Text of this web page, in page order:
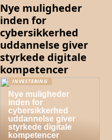
Nye muligheder
inden for
cybersikkerhed
uddannelse giver
styrkede digitale
kompetencer
INVESTERING
Nye muligheder
inden for
cybersikkerhed
uddannelse giver
styrkede digitale
kompetencer